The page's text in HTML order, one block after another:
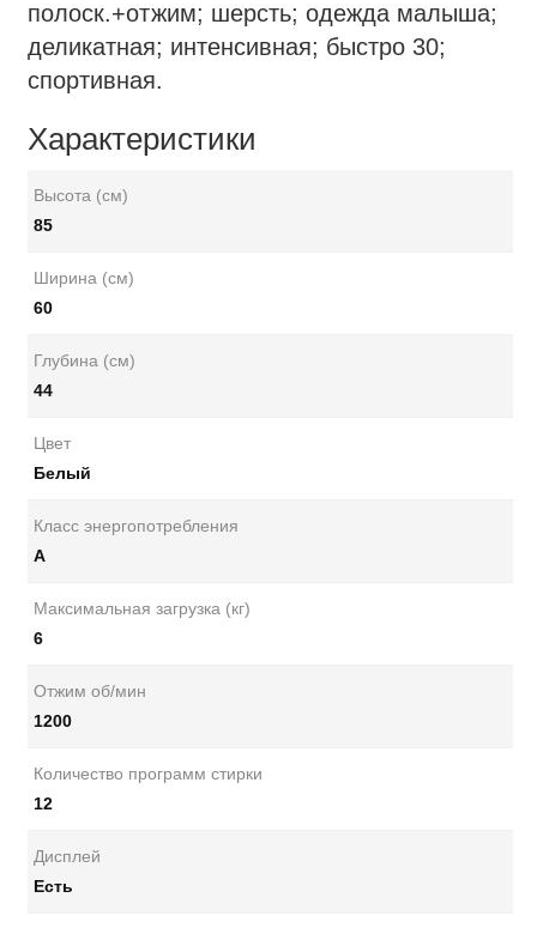
полоск.+отжим; шерсть; одежда малыша;
деликатная; интенсивная; быстро 30;
спортивная.
Характеристики
Высота (см)
85
Ширина (см)
60
Глубина (см)
44
Цвет
Белый
Класс энергопотребления
A
Максимальная загрузка (кг)
6
Отжим об/мин
1200
Количество программ стирки
12
Дисплей
Есть